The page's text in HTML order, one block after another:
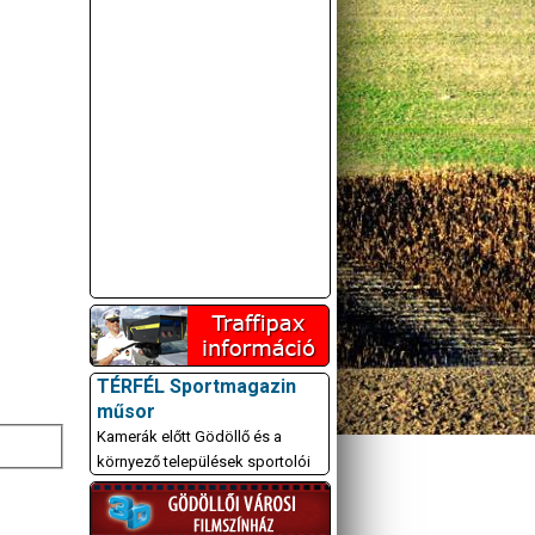
TÉRFÉL Sportmagazin
műsor
Kamerák előtt Gödöllő és a
környező települések sportolói